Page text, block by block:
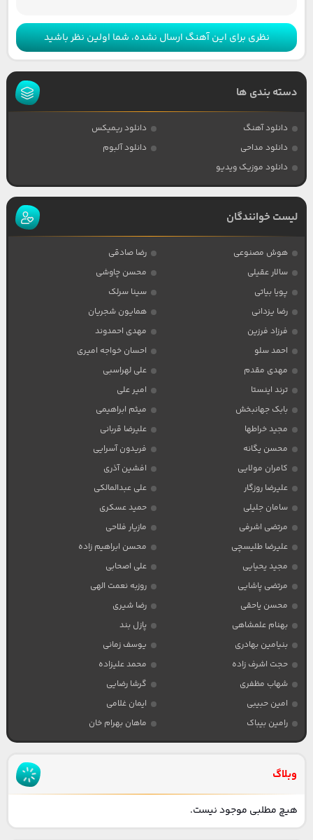
نظری برای این آهنگ ارسال نشده، شما اولین نظر باشید
دسته بندی ها
دانلود آهنگ
دانلود ریمیکس
دانلود مداحی
دانلود آلبوم
دانلود موزیک ویدیو
لیست خوانندگان
هوش مصنوعی
رضا صادقی
سالار عقیلی
محسن چاوشی
پویا بیاتی
سینا سرلک
رضا یزدانی
همایون شجریان
فرزاد فرزین
مهدی احمدوند
احمد سلو
احسان خواجه امیری
مهدی مقدم
علی لهراسبی
ترند اینستا
امیر علی
بابک جهانبخش
میثم ابراهیمی
مجید خراطها
علیرضا قربانی
محسن یگانه
فریدون آسرایی
کامران مولایی
افشین آذری
علیرضا روزگار
علی عبدالمالکی
سامان جلیلی
حمید عسکری
مرتضی اشرفی
مازیار فلاحی
علیرضا طلیسچی
محسن ابراهیم زاده
مجید یحیایی
علی اصحابی
مرتضی پاشایی
روزبه نعمت الهی
محسن یاحقی
رضا شیری
بهنام علمشاهی
پازل بند
بنیامین بهادری
یوسف زمانی
حجت اشرف زاده
محمد علیزاده
شهاب مظفری
گرشا رضایی
امین حبیبی
ایمان غلامی
رامین بیباک
ماهان بهرام خان
وبلاگ
هیچ مطلبی موجود نیست.